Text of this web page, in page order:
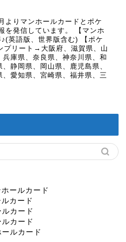
よりマンホールカードとポケ
を発信しています。 【マンホ
英語版、世界版含む) 【ポケ
プリート→大阪府、滋賀県、山
庫県、奈良県、神奈川県、和
静岡県、岡山県、鹿児島県、
愛知県、宮崎県、福井県、三
ールカード
カード
カード
カード
ルカード